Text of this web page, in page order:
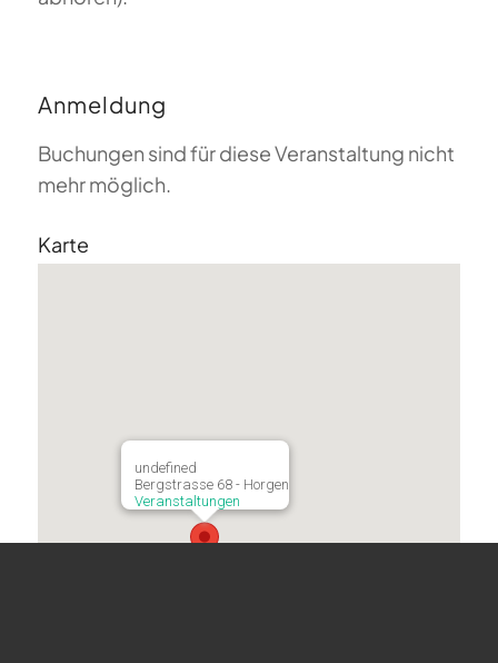
Anmeldung
Buchungen sind für diese Veranstaltung nicht
mehr möglich.
Karte
undefined
Bergstrasse 68 - Horgen
Veranstaltungen